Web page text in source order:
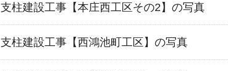
支柱建設工事【本庄西工区その2】の写真
支柱建設工事【西鴻池町工区】の写真